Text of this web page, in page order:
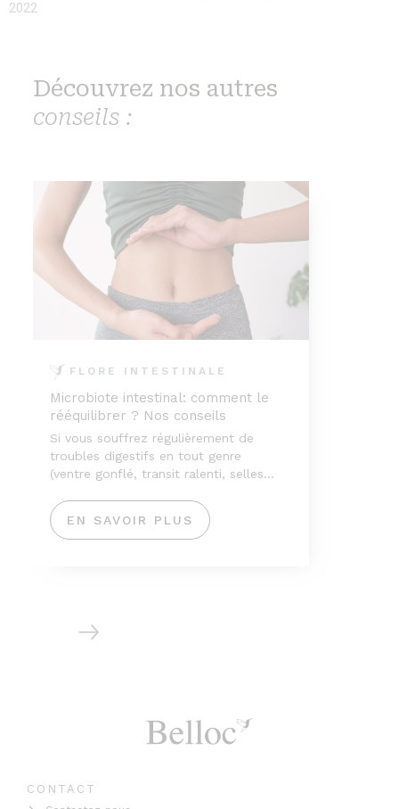
2022
Découvrez nos autres
conseils :
FLORE INTESTINALE
Microbiote intestinal: comment le
rééquilibrer ? Nos conseils
Si vous souffrez régulièrement de
troubles digestifs en tout genre
(ventre gonflé, transit ralenti, selles
c’est peut-être que votre microbiote
intestinal est déséquilibré (dysbiose).
EN SAVOIR PLUS
CONTACT